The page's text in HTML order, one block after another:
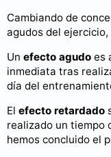
Cambiando de
agudos del
Un efecto agudo es
inmediata tras
día del
El efecto retardado
realizado un tiempo
hemos concluido el